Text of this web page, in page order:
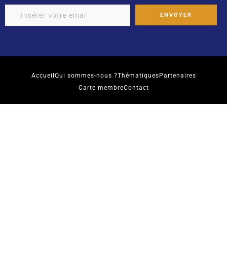
Accueil Qui sommes-nous ?Thématiques Partenaires
Carte membreContact